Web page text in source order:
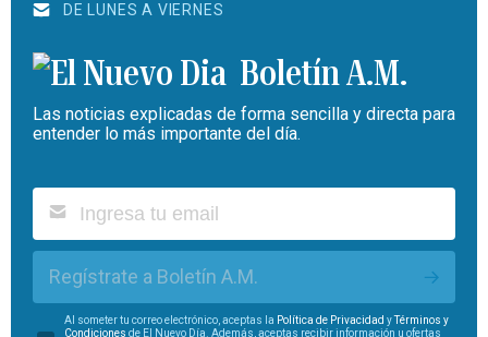
DE LUNES A VIERNES
Boletín A.M.
Las noticias explicadas de forma sencilla y directa para
entender lo más importante del día.
Regístrate a Boletín A.M.
Al someter tu correo electrónico, aceptas la Política de Privacidad yTérminos y
Condiciones de El Nuevo Día. Además, aceptas recibir información u ofertas